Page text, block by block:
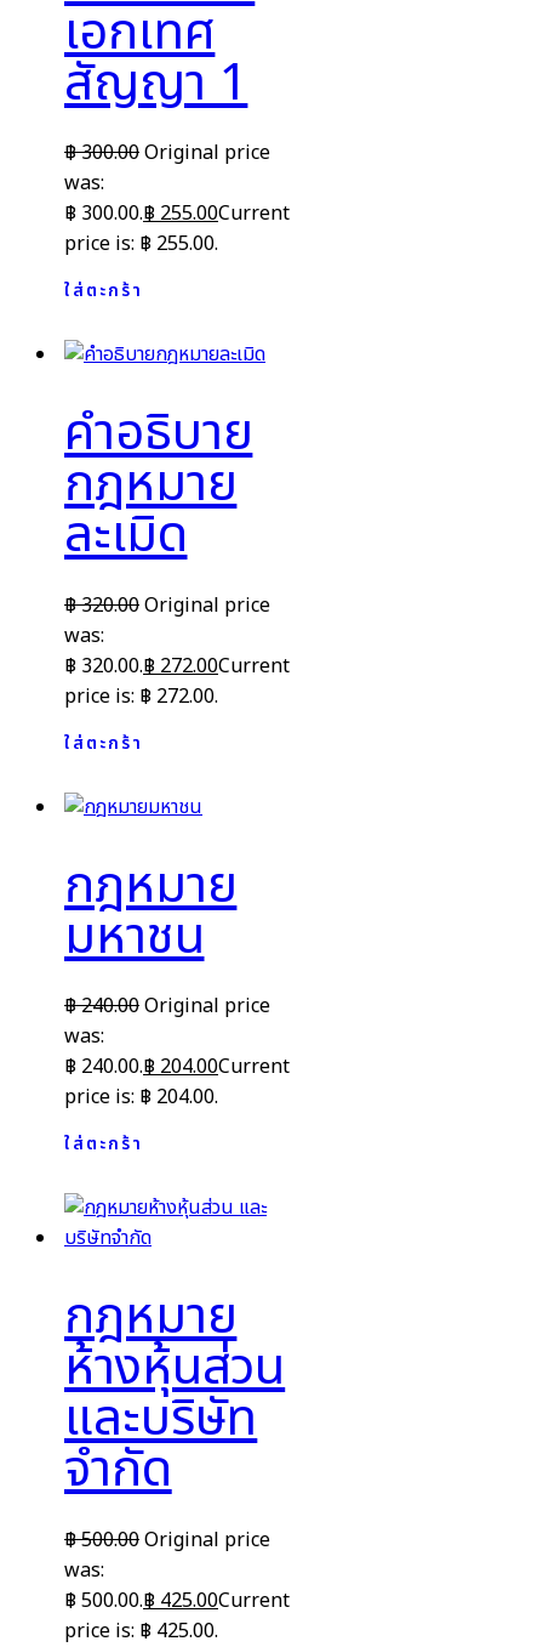
เอกเทศ
สัญญา 1
฿300.00Original price
was:
฿ 300.00.฿255.00Current
price is: ฿ 255.00.
ใส่ตะกร้า
คำอธิบาย
กฎหมาย
ละเมิด
฿320.00Original price
was:
฿ 320.00.฿ 272.00Current
price is: ฿ 272.00.
ใส่ตะกร้า
กฎหมาย
มหาชน
฿240.00Original price
was:
฿ 240.00.฿204.00Current
price is: ฿ 204.00.
ใส่ตะกร้า
กฎหมาย
ห้างหุ้นส่วน
และบริษัท
จำกัด
฿500.00Original price
was:
฿ 500.00.฿425.00Current
price is: ฿ 425.00.